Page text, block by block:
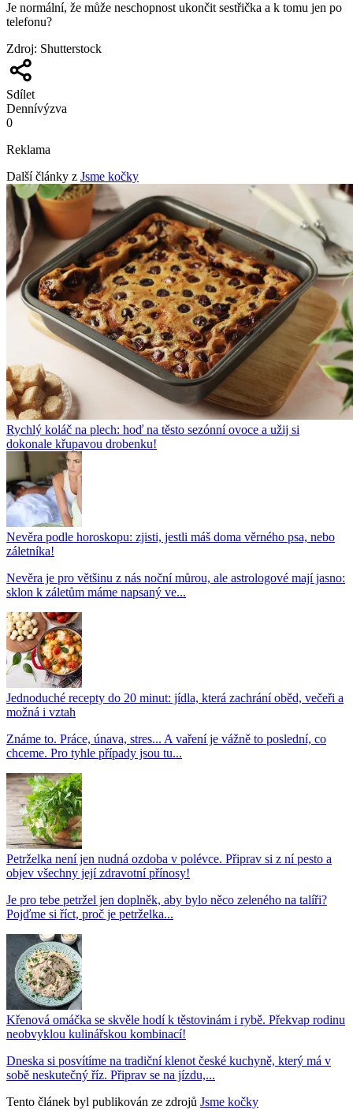
Je normální, že může neschopnost ukončit sestřička a k tomu jen po
telefonu?
Zdroj: Shutterstock
Sdílet
Dennívýzva
0
Reklama
Další články z Jsme kočky
Rychlý koláč na plech: hoď na těsto sezónní ovoce a užij si
dokonale křupavou drobenku!
Nevěra podle horoskopu: zjisti, jestli máš doma věrného psa, nebo
záletníka!
Nevěra je pro většinu z nás noční můrou, ale astrologové mají jasno:
sklon k záletům máme napsaný ve...
Jednoduché recepty do 20 minut: jídla, která zachrání oběd, večeři a
možná i vztah
Známe to. Práce, únava, stres... A vaření je vážně to poslední, co
chceme. Pro tyhle případy jsou tu...
Petrželka není jen nudná ozdoba v polévce. Připrav si z ní pesto a
objev všechny její zdravotní přínosy!
Je pro tebe petržel jen doplněk, aby bylo něco zeleného na talíři?
Pojďme si říct, proč je petrželka...
Křenová omáčka se skvěle hodí k těstovinám i rybě. Překvap rodinu
neobvyklou kulinářskou kombinací!
Dneska si posvítíme na tradiční klenot české kuchyně, který má v
sobě neskutečný říz. Připrav se na jízdu,...
Tento článek byl publikován ze zdrojů Jsme kočky